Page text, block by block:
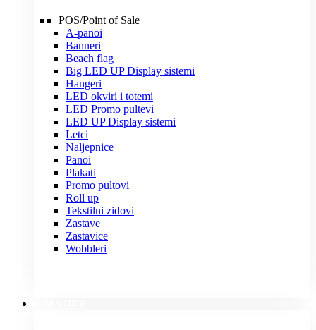
POS/Point of Sale
A-panoi
Banneri
Beach flag
Big LED UP Display sistemi
Hangeri
LED okviri i totemi
LED Promo pultevi
LED UP Display sistemi
Letci
Naljepnice
Panoi
Plakati
Promo pultovi
Roll up
Tekstilni zidovi
Zastave
Zastavice
Wobbleri